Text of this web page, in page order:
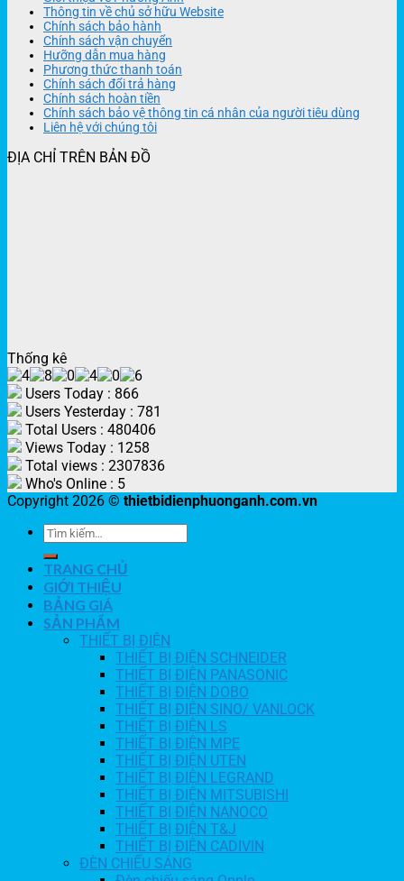
Thông tin về chủ sở hữu Website
Chính sách bảo hành
Chính sách vận chuyển
Hưỡng dẫn mua hàng
Phương thức thanh toán
Chính sách đổi trả hàng
Chính sách hoàn tiền
Chính sách bảo vệ thông tin cá nhân của người tiêu dùng
Liên hệ với chúng tôi
ĐỊA CHỈ TRÊN BẢN ĐỒ
Thống kê
Users Today : 866
Users Yesterday : 781
Total Users : 480406
Views Today : 1258
Total views : 2307836
Who's Online : 5
Copyright 2026 © thietbidienphuonganh.com.vn
TRANG CHỦ
GIỚI THIỆU
BẢNG GIÁ
SẢN PHẨM
THIẾT BỊ ĐIỆN
THIẾT BỊ ĐIỆN SCHNEIDER
THIẾT BỊ ĐIỆN PANASONIC
THIẾT BỊ ĐIỆN DOBO
THIẾT BỊ ĐIỆN SINO/ VANLOCK
THIẾT BỊ ĐIỆN LS
THIẾT BỊ ĐIỆN MPE
THIẾT BỊ ĐIỆN UTEN
THIẾT BỊ ĐIỆN LEGRAND
THIẾT BỊ ĐIỆN MITSUBISHI
THIẾT BỊ ĐIỆN NANOCO
THIẾT BỊ ĐIỆN T&J
THIẾT BỊ ĐIỆN CADIVIN
ĐÈN CHIẾU SÁNG